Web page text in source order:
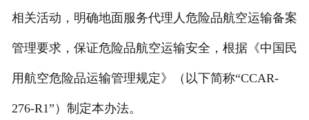
相关活动，明确地面服务代理人危险品航空运输备案
管理要求，保证危险品航空运输安全，根据《中国民
用航空危险品运输管理规定》（以下简称“CCAR-
276-R1”）制定本办法。